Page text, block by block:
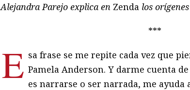
Alejandra Parejo explica en Zenda los
***
E sa frase se me repite cada vez que
Pamela Anderson. Y darme cuenta
es narrarse o ser narrada, me ayuda